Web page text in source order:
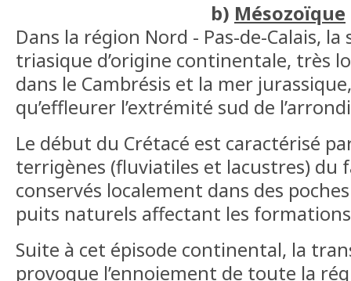
b) Mésozoïque
Dans la région Nord - Pas-de-Calais,
triasique d’origine continentale, très
dans le Cambrésis et la mer
qu’effleurer l’extrémité sud de
Le début du Crétacé est caractérisé
terrigènes (fluviatiles et lacustres) du
conservés localement dans des
puits naturels affectant les
Suite à cet épisode continental, la
provoque l’ennoiement de toute la